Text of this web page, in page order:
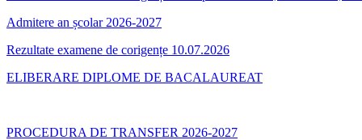
Admitere an școlar 2026-2027
Rezultate examene de corigențe 10.07.2026
ELIBERARE DIPLOME DE BACALAUREAT
PROCEDURA DE TRANSFER 2026-2027